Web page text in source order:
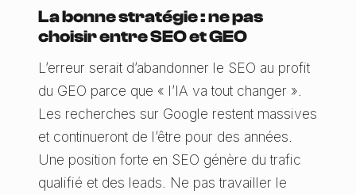
La bonne stratégie : ne pas
choisir entre SEO et GEO
L’erreur serait d’abandonner le SEO au profit
du GEO parce que « l’IA va tout changer ».
Les recherches sur Google restent massives
et continueront de l’être pour des années.
Une position forte en SEO génère du trafic
qualifié et des leads. Ne pas travailler le